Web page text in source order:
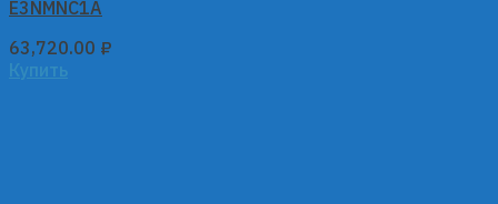
E3NMNC1A
63,720.00 ₽
Купить